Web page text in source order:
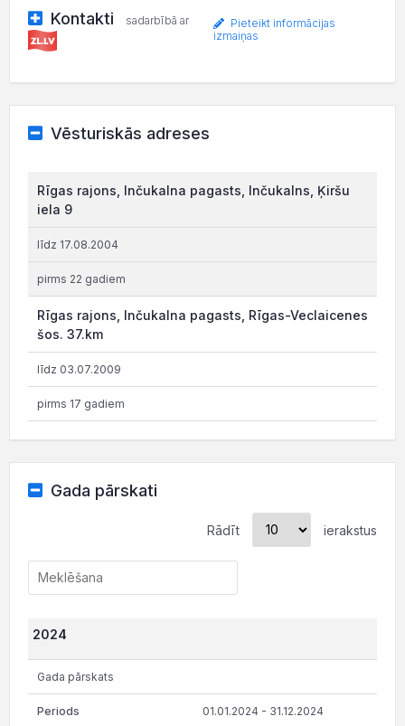
Kontakti sadarbībā ar
Pieteikt informācijas
izmaiņas
Vēsturiskās adreses
Rīgas rajons, Inčukalna pagasts, Inčukalns, Ķiršu
iela 9
līdz 17.08.2004
pirms 22 gadiem
Rīgas rajons, Inčukalna pagasts, Rīgas-Veclaicenes
šos. 37.km
līdz 03.07.2009
pirms 17 gadiem
Gada pārskati
Rādīt ierakstus
2024
Gada pārskats
01.01.2024 - 31.12.2024